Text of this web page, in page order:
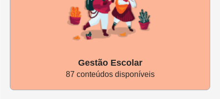
são exclusivos para assinantes, caso
queira ler mais e ainda não tenha uma assinatura, clique
no botão abaixo e conheça nossos planos :)
Quero Assinar!
Gestão Escolar
87 conteúdos disponíveis